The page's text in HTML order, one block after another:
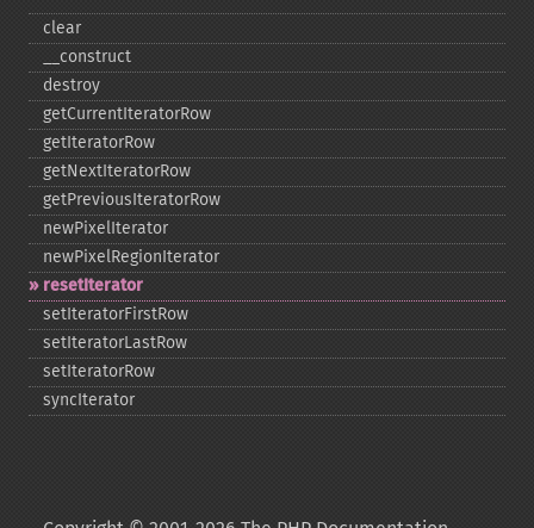
clear
_​_​construct
destroy
getCurrentIteratorRow
getIteratorRow
getNextIteratorRow
getPreviousIteratorRow
newPixelIterator
newPixelRegionIterator
resetIterator
setIteratorFirstRow
setIteratorLastRow
setIteratorRow
syncIterator